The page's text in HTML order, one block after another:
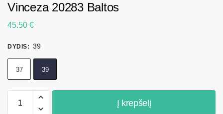
Vinceza 20283 Baltos
45.50 €
DYDIS: 39
37 39
Į krepšelį